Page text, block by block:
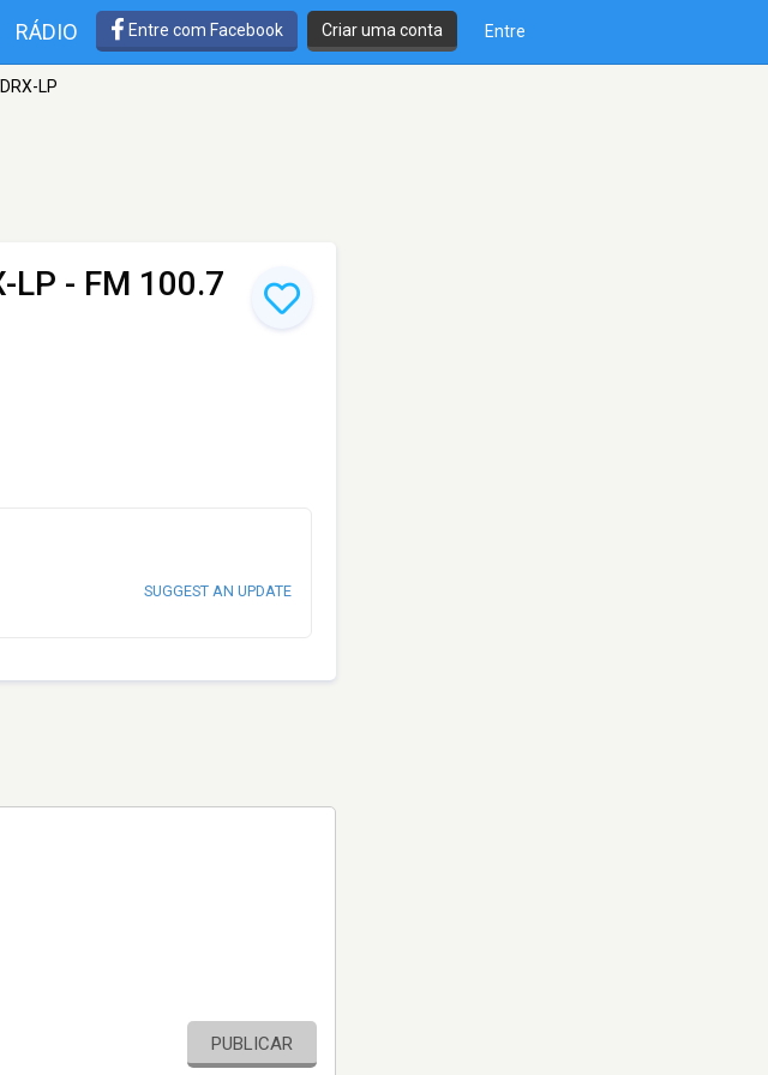
RÁDIO Entre com Facebook Criar uma conta Entre
LP
LP - FM 100.7
SUGGEST AN UPDATE
PUBLICAR